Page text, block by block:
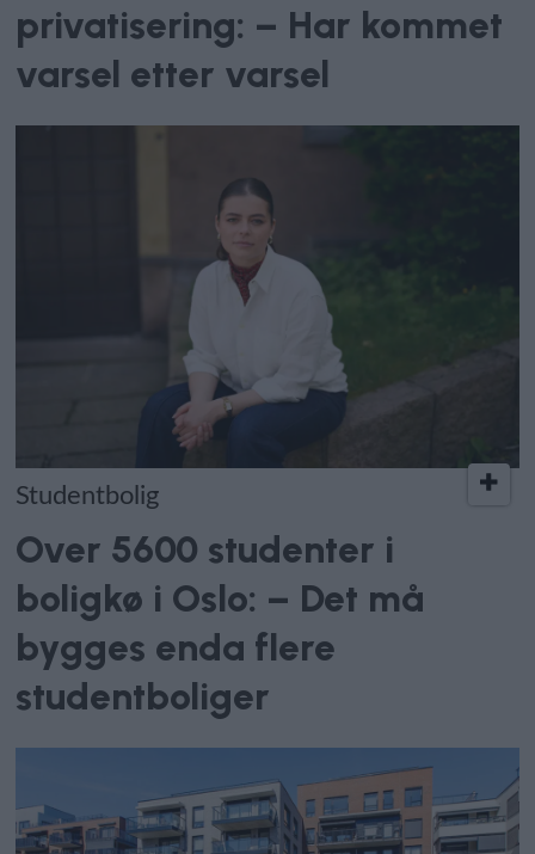
privatisering: – Har kommet
varsel etter varsel
Studentbolig
Over 5600 studenter i
boligkø i Oslo: – Det må
bygges enda flere
studentboliger